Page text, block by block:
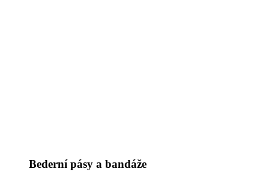
Bederní pásy a bandáže